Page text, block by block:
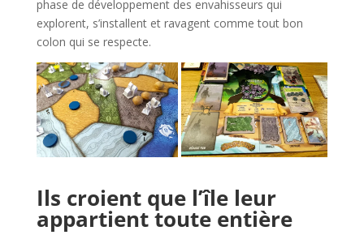
phase de développement des envahisseurs qui
explorent, s’installent et ravagent comme tout bon
colon qui se respecte.
Ils croient que l’île leur
appartient toute entière